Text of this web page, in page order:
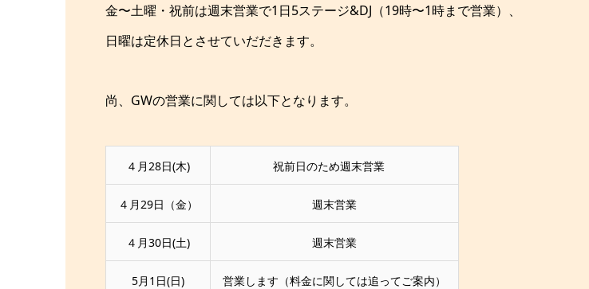
金〜土曜・祝前は週末営業で1日5ステージ&DJ（19時〜1時まで営業）、
日曜は定休日とさせていだだきます。
尚、GWの営業に関しては以下となります。
４月28日(木) 祝前日のため週末営業
４月29日（金） 週末営業
４月30日(土) 週末営業
5月1日(日) 営業します（料金に関しては追ってご案内）